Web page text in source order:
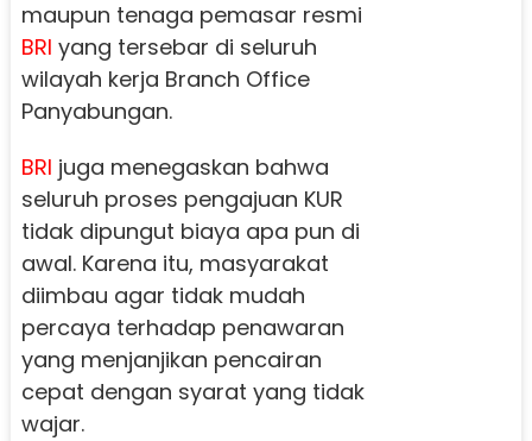
maupun tenaga pemasar resmi
BRI yang tersebar di seluruh
wilayah kerja Branch Office
Panyabungan.
BRI juga menegaskan bahwa
seluruh proses pengajuan KUR
tidak dipungut biaya apa pun di
awal. Karena itu, masyarakat
diimbau agar tidak mudah
percaya terhadap penawaran
yang menjanjikan pencairan
cepat dengan syarat yang tidak
wajar.